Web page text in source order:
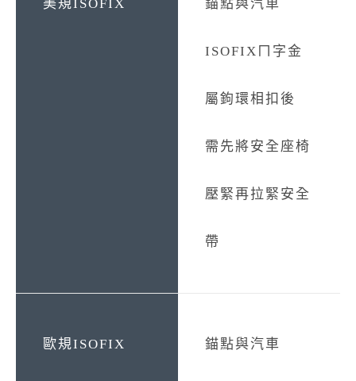
錨點與汽車
ISOFIXㄇ字金
屬鉤環相扣後
需先將安全座椅
壓緊再拉緊安全
帶
錨點與汽車